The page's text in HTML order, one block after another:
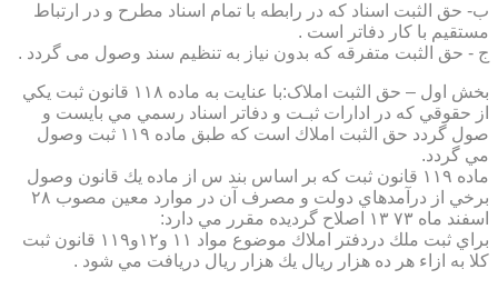
ب- حق الثبت اسناد كه در رابطه با تمام اسناد مطرح و در ارتباط
مستقيم با كار دفاتر است .
ج - حق الثبت متفرقه كه بدون نياز به تنظیم سند وصول می گردد .
بخش اول – حق الثبت املاک:با عنايت به ماده ۱۱۸ قانون ثبت يكي
از حقوقي كه در ادارات ثبـت و دفاتر اسناد رسمي مي بايست و
صول گردد حق الثبت املاك است كه طبق ماده ۱۱۹ ثبت وصول
مي گردد.
ماده ۱۱۹ قانون ثبت كه بر اساس بند س از ماده يك قانون وصول
برخي از درآمدهاي دولت و مصرف آن در موارد معين مصوب ۲۸
اسفند ماه ۷۳ ۱۳ اصلاح گرديده مقرر مي دارد:
براي ثبت ملك دردفتر املاك موضوع مواد ۱۱ و۱۲و۱۱۹ قانون ثبت
كلا به ازاء هر ده هزار ريال يك هزار ريال دريافت مي شود .